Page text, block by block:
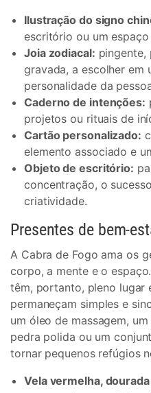
Ilustração do signo
escritório ou um
Joia zodiacal: pingente,
gravada, a escolher em
personalidade da
Caderno de intenções:
projetos ou rituais de
Cartão personalizado:
elemento associado e
Objeto de escritório:
concentração, o
criatividade.
Presentes de bem-
A Cabra de Fogo ama os
corpo, a mente e o
têm, portanto, pleno lugar
permaneçam simples e
um óleo de massagem,
pedra polida ou um
tornar pequenos refúgios
Vela vermelha,